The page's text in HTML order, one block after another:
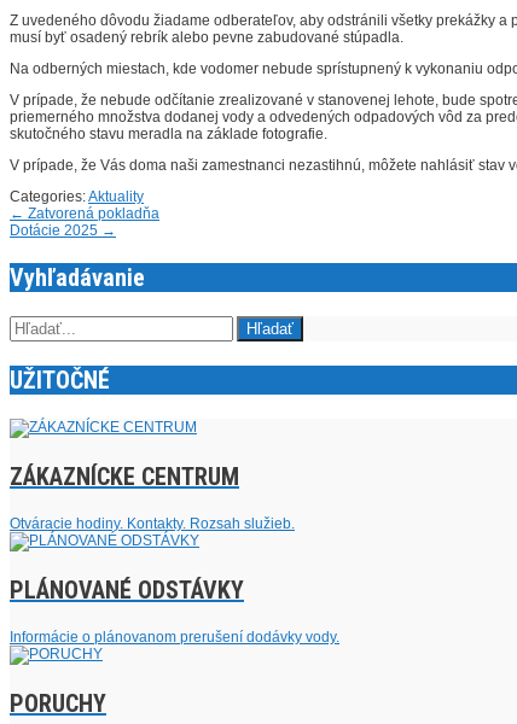
Z uvedeného dôvodu žiadame odberateľov, aby odstránili všetky prekážky
musí byť osadený rebrík alebo pevne zabudované stúpadla.
Na odberných miestach, kde vodomer nebude sprístupnený k vykonaniu
V prípade, že nebude odčítanie zrealizované v stanovenej lehote, bude
priemerného množstva dodanej vody a odvedených odpadových vôd za
skutočného stavu meradla na základe fotografie.
V prípade, že Vás doma naši zamestnanci nezastihnú, môžete nahlásiť
Categories:Aktuality
Post
navigation
← Zatvorená pokladňa
Dotácie 2025 →
Vyhľadávanie
UŽITOČNÉ
ZÁKAZNÍCKE CENTRUM
Otváracie hodiny. Kontakty. Rozsah služieb.
PLÁNOVANÉ ODSTÁVKY
Informácie o plánovanom prerušení dodávky vody.
PORUCHY